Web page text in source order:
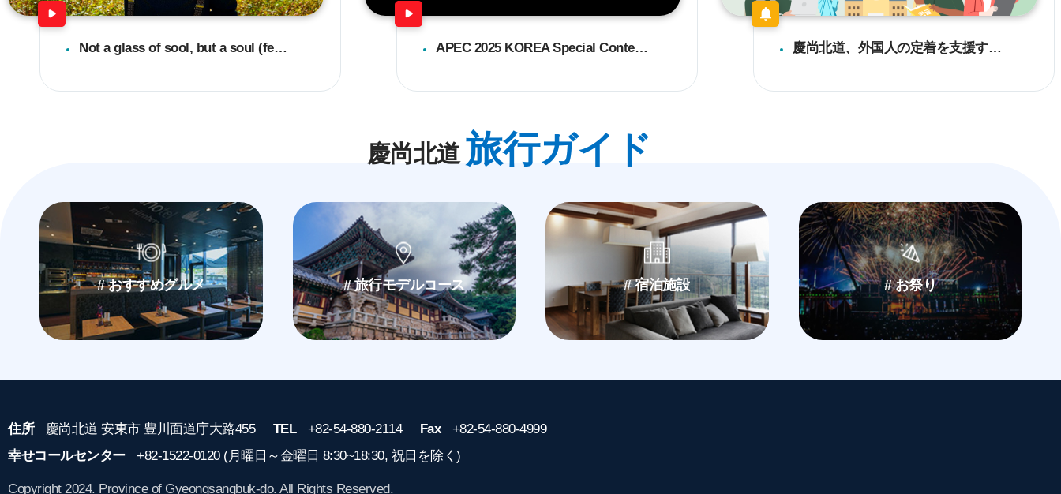
Not a glass of sool, but a soul (feat. Dustin Wessa) APEC 2025 KOREA Special Content ㅣ ‘에헤라디야 (EH-HEH-RA-DEE-YA)’ AI M/V 慶尚北道、外国人の定着を支援する「カスタマイズ型韓国語教育」を本格推進
慶尚北道 旅行ガイド
# おすすめグルメ # 旅行モデルコース # 宿泊施設 # お祭り
住所 慶尚北道 安東市 豊川面道庁大路455 TEL +82-54-880-2114 Fax
+82-54-880-4999
幸せコールセンター
+82-1522-0120 (月曜日～金曜日 8:30~18:30, 祝日を除く)
Copyright 2024. Province of Gyeongsangbuk-do. All Rights Reserved.